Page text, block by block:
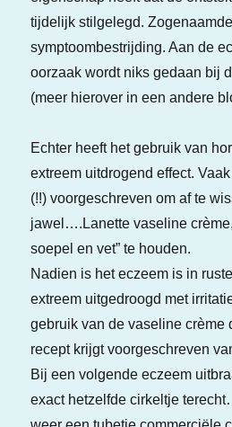
tijdelijk stilgelegd. Zogenaamde
symptoombestrijding. Aan de
oorzaak wordt niks gedaan bij
(meer hierover in een andere
Echter heeft het gebruik van
extreem uitdrogend effect.
(!!) voorgeschreven om af te
jawel….Lanette vaseline
soepel en vet” te houden.
Nadien is het eczeem is in
extreem uitgedroogd met
gebruik van de vaseline crème
recept krijgt voorgeschreven
Bij een volgende eczeem
exact hetzelfde cirkeltje